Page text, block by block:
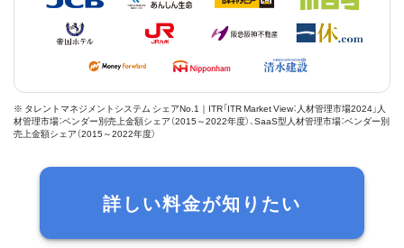
※ タレントマネジメントシステム シェアNo.1｜ITR「ITR Market View：人材管理市場2024」人
材管理市場：ベンダー別売上金額シェア（2015～2022年度）、SaaS型人材管理市場：ベンダー別
売上金額シェア（2015～2022年度）
詳しい料金が知りたい